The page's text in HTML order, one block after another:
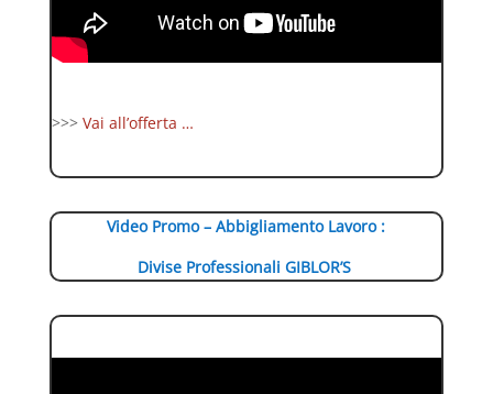
>>> Vai all’offerta …
Video Promo – Abbigliamento Lavoro :
Divise Professionali GIBLOR’S